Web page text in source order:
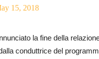
15, 2018
la fine della
conduttrice del